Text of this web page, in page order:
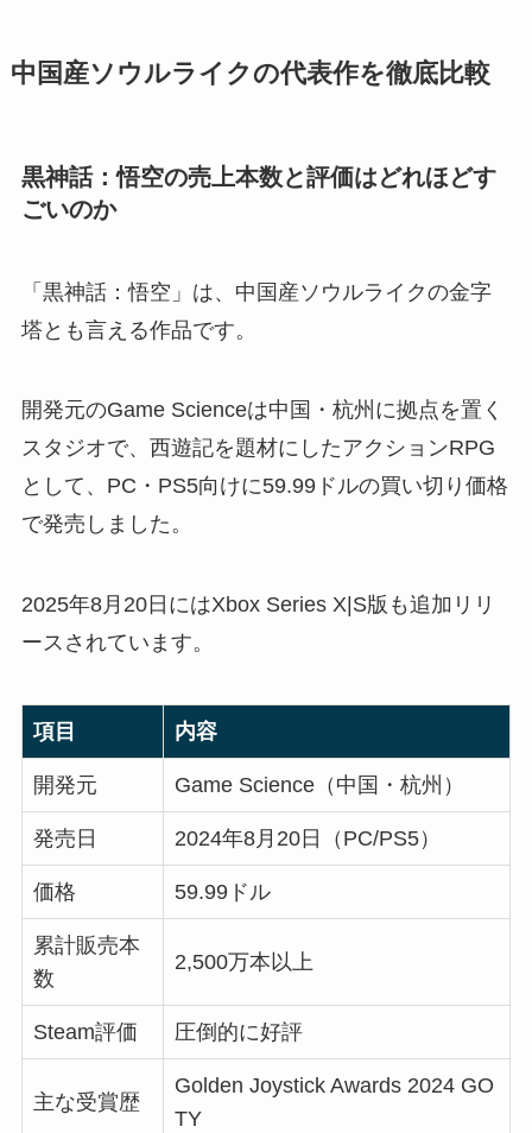
中国産ソウルライクの代表作を徹底比較
黒神話：悟空の売上本数と評価はどれほどす
ごいのか
「黒神話：悟空」は、中国産ソウルライクの金字
塔とも言える作品です。
開発元のGame Scienceは中国・杭州に拠点を置く
スタジオで、西遊記を題材にしたアクションRPG
として、PC・PS5向けに59.99ドルの買い切り価格
で発売しました。
2025年8月20日にはXbox Series X|S版も追加リリ
ースされています。
項目 内容
開発元 Game Science（中国・杭州）
発売日 2024年8月20日（PC/PS5）
価格 59.99ドル
累計販売本
数
2,500万本以上
Steam評価 圧倒的に好評
主な受賞歴
Golden Joystick Awards 2024 GO
TY